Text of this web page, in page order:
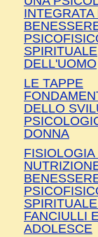
SPIRITUALE
DELL'UOMO
LE TAPPE
DELLO
DONNA
FANCIULLI
ADOLESCE